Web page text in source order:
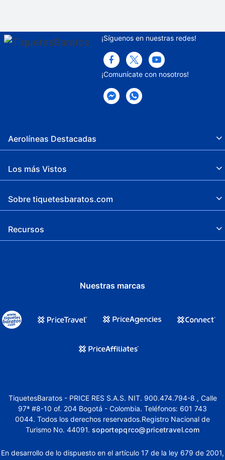
¡Síguenos en nuestras redes!
¡Comunícate con nosotros!
Aerolíneas Destacadas
Los más Vistos
Sobre tiquetesbaratos.com
Recursos
Nuestras marcas
TiquetesBaratos - PRICE RES S.A.S. NIT. 900.474.794-8 , Calle
97ª #8-10 of. 204 Bogotá - Colombia. Teléfonos: 601 743
0044. Todos los derechos reservados.Registro Nacional de
Turismo No. 44091.soportepqrco@pricetravel.com
En desarrollo de lo dispuesto en el artículo 17 de la ley 679 de 2001,